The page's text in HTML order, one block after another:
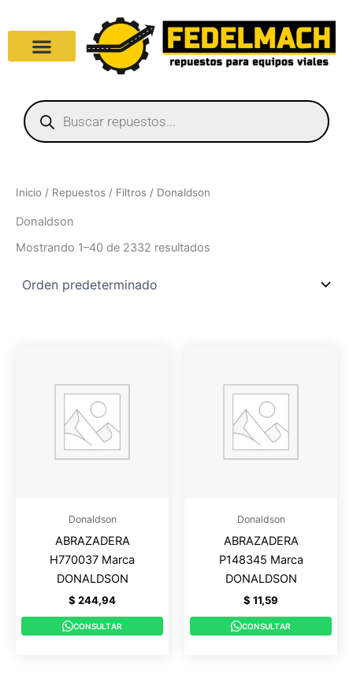
contenido
Products
search
Inicio / Repuestos / Filtros / Donaldson
Donaldson
Mostrando 1–40 de 2332 resultados
Donaldson
ABRAZADERA
H770037 Marca
DONALDSON
$ 244,94
CONSULTAR
Donaldson
ABRAZADERA
P148345 Marca
DONALDSON
$ 11,59
CONSULTAR